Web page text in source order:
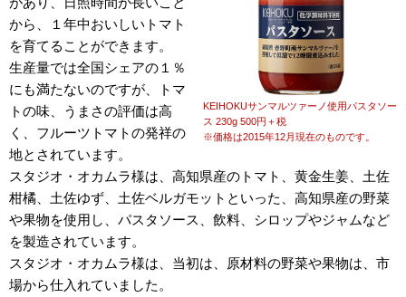
KEIHOKUサンマルツァーノ使用パスタソー
ス 230g 500円＋税
※価格は2015年12月現在のものです。
から、１年中おいしいトマト
を育てることができます。
生産量では全国シェアの１％
にも満たないのですが、トマ
トの味、うまさの評価は高
く、フルーツトマトの発祥の
地とされています。
スタジオ・オカムラ様は、高知県産のトマト、黄金生姜、土佐
柑橘、土佐ゆず、土佐ベルガモットといった、高知県産の野菜
や果物を使用し、パスタソース、飲料、シロップやジャムなど
を製造されています。
スタジオ・オカムラ様は、当初は、原材料の野菜や果物は、市
場から仕入れていました。